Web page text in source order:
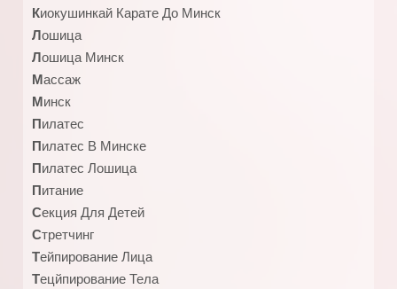
Киокушинкай Карате До Минск
Лошица
Лошица Минск
Массаж
Минск
Пилатес
Пилатес В Минске
Пилатес Лошица
Питание
Секция Для Детей
Стретчинг
Тейпирование Лица
Тецйпирование Тела